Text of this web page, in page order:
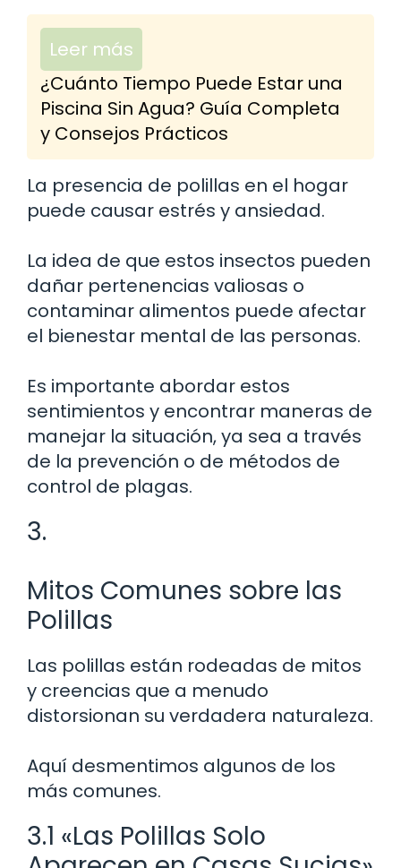
Leer más
¿Cuánto Tiempo Puede Estar una
Piscina Sin Agua? Guía Completa
y Consejos Prácticos
La presencia de polillas en el hogar
puede causar estrés y ansiedad.
La idea de que estos insectos pueden
dañar pertenencias valiosas o
contaminar alimentos puede afectar
el bienestar mental de las personas.
Es importante abordar estos
sentimientos y encontrar maneras de
manejar la situación, ya sea a través
de la prevención o de métodos de
control de plagas.
3.
Mitos Comunes sobre las
Polillas
Las polillas están rodeadas de mitos
y creencias que a menudo
distorsionan su verdadera naturaleza.
Aquí desmentimos algunos de los
más comunes.
3.1 «Las Polillas Solo